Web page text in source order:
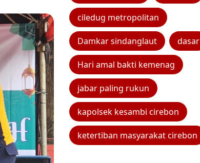
ciledug metropolitan
Damkar sindanglaut dasar
Hari amal bakti kemenag
jabar paling rukun
kapolsek kesambi cirebon
ketertiban masyarakat cirebon